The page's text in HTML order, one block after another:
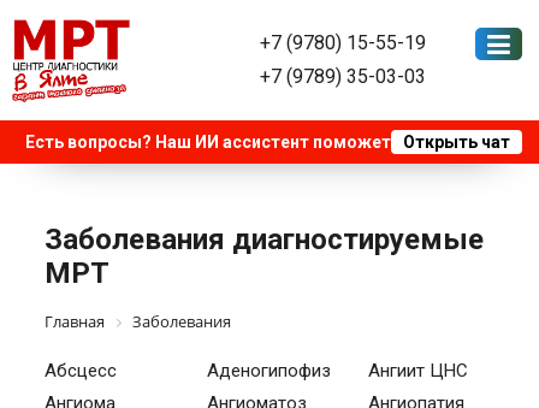
+7 (9780) 15-55-19
+7 (9789) 35-03-03
Заболевания диагностируемые
МРТ
Главная Заболевания
Абсцесс Аденогипофиз
Ангиит ЦНС
Ангиома
Ангиоматоз
Ангиопатия